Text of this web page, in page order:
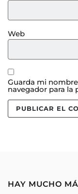
Web
Guarda mi
navegador para la
HAY MUCHO